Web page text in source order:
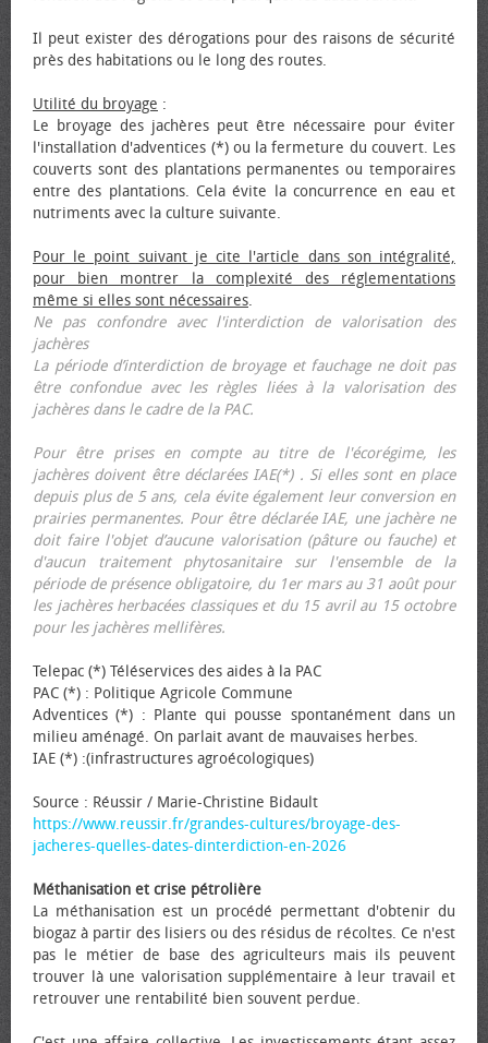
Il peut exister des dérogations pour des raisons de sécurité
près des habitations ou le long des routes.
Utilité du broyage :
Le broyage des jachères peut être nécessaire pour éviter
l'installation d'adventices (*) ou la fermeture du couvert. Les
couverts sont des plantations permanentes ou temporaires
entre des plantations. Cela évite la concurrence en eau et
nutriments avec la culture suivante.
Pour le point suivant je cite l'article dans son intégralité,
pour bien montrer la complexité des réglementations
même si elles sont nécessaires.
Ne pas confondre avec l'interdiction de valorisation des
jachères
La période d’interdiction de broyage et fauchage ne doit pas
être confondue avec les règles liées à la valorisation des
jachères dans le cadre de la PAC.
Pour être prises en compte au titre de l'écorégime, les
jachères doivent être déclarées IAE(*) . Si elles sont en place
depuis plus de 5 ans, cela évite également leur conversion en
prairies permanentes. Pour être déclarée IAE, une jachère ne
doit faire l'objet d’aucune valorisation (pâture ou fauche) et
d'aucun traitement phytosanitaire sur l'ensemble de la
période de présence obligatoire, du 1er mars au 31 août pour
les jachères herbacées classiques et du 15 avril au 15 octobre
pour les jachères mellifères.
Telepac (*) Téléservices des aides à la PAC
PAC (*) : Politique Agricole Commune
Adventices (*) : Plante qui pousse spontanément dans un
milieu aménagé. On parlait avant de mauvaises herbes.
IAE (*) :(infrastructures agroécologiques)
Source : Réussir / Marie-Christine Bidault
https://www.reussir.fr/grandes-cultures/broyage-des-
jacheres-quelles-dates-dinterdiction-en-2026
Méthanisation et crise pétrolière
La méthanisation est un procédé permettant d'obtenir du
biogaz à partir des lisiers ou des résidus de récoltes. Ce n'est
pas le métier de base des agriculteurs mais ils peuvent
trouver là une valorisation supplémentaire à leur travail et
retrouver une rentabilité bien souvent perdue.